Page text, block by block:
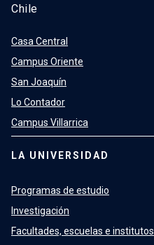
Chile
Casa Central
Campus Oriente
San Joaquín
Lo Contador
Campus Villarrica
LA UNIVERSIDAD
Programas de estudio
Investigación
Facultades, escuelas e institutos